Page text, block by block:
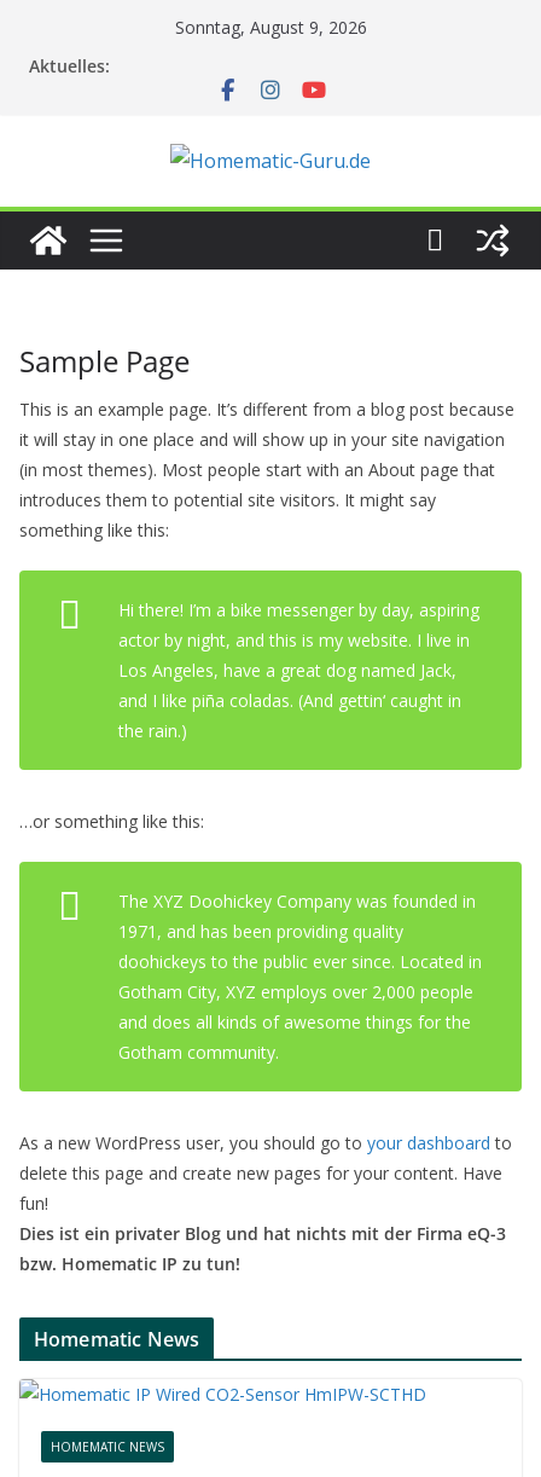
Sonntag, August 9, 2026
Aktuelles:
Sample Page
This is an example page. It’s different from a blog post because
it will stay in one place and will show up in your site navigation
(in most themes). Most people start with an About page that
introduces them to potential site visitors. It might say
something like this:
Hi there! I’m a bike messenger by day, aspiring
actor by night, and this is my website. I live in
Los Angeles, have a great dog named Jack,
and I like piña coladas. (And gettin‘ caught in
the rain.)
…or something like this:
The XYZ Doohickey Company was founded in
1971, and has been providing quality
doohickeys to the public ever since. Located in
Gotham City, XYZ employs over 2,000 people
and does all kinds of awesome things for the
Gotham community.
As a new WordPress user, you should go to your dashboard to
delete this page and create new pages for your content. Have
fun!
Dies ist ein privater Blog und hat nichts mit der Firma eQ-3
bzw. Homematic IP zu tun!
Homematic News
HOMEMATIC NEWS